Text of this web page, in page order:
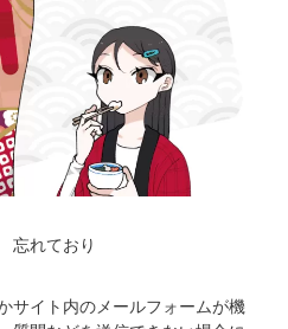
れており
サイト内のメールフォームが機